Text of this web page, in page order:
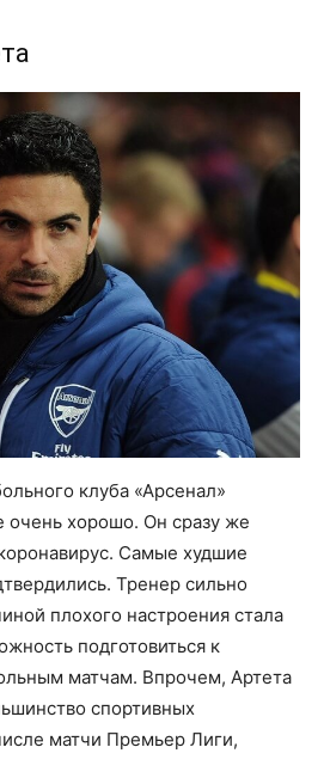
клуба «Арсенал»
очень хорошо. Он сразу же
Самые худшие
Тренер сильно
плохого настроения стала
подготовиться к
матчам. Впрочем, Артета
спортивных
матчи Премьер Лиги,